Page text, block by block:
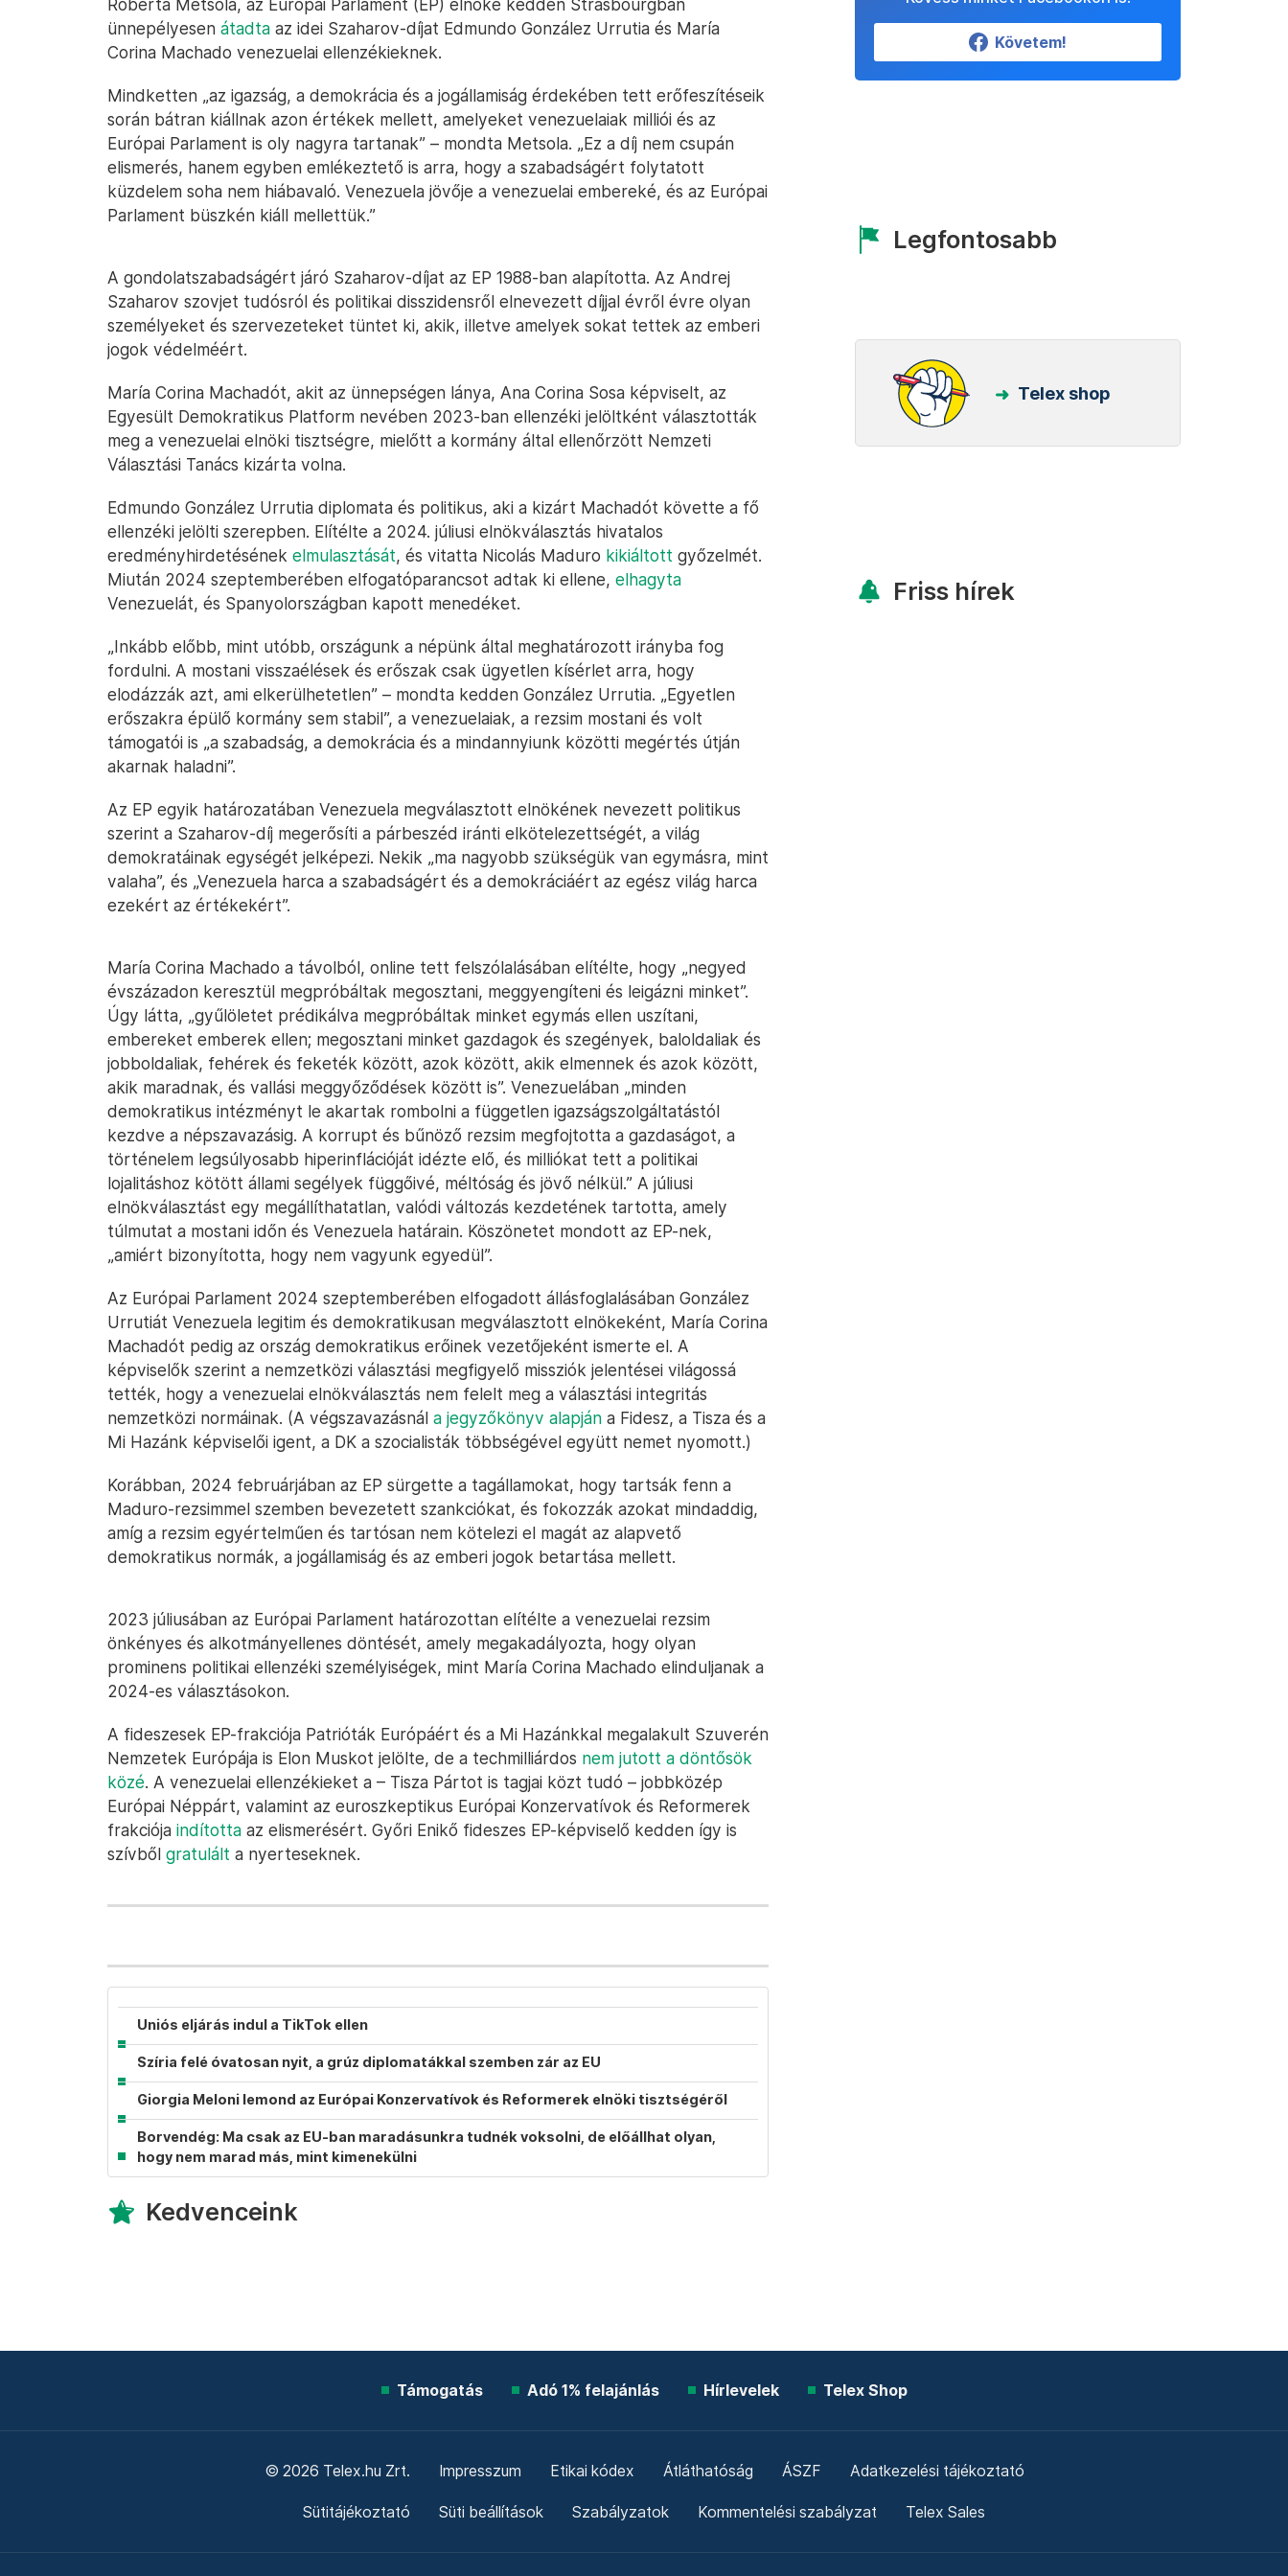
Roberta Metsola, az Európai Parlament (EP) elnöke kedden Strasbourgban
ünnepélyesen átadta az idei Szaharov-díjat Edmundo González Urrutia és María
Corina Machado venezuelai ellenzékieknek.
Mindketten „az igazság, a demokrácia és a jogállamiság érdekében tett erőfeszítéseik
során bátran kiállnak azon értékek mellett, amelyeket venezuelaiak milliói és az
Európai Parlament is oly nagyra tartanak” – mondta Metsola. „Ez a díj nem csupán
elismerés, hanem egyben emlékeztető is arra, hogy a szabadságért folytatott
küzdelem soha nem hiábavaló. Venezuela jövője a venezuelai embereké, és az Európai
Parlament büszkén kiáll mellettük.”
A gondolatszabadságért járó Szaharov-díjat az EP 1988-ban alapította. Az Andrej
Szaharov szovjet tudósról és politikai disszidensről elnevezett díjjal évről évre olyan
személyeket és szervezeteket tüntet ki, akik, illetve amelyek sokat tettek az emberi
jogok védelméért.
María Corina Machadót, akit az ünnepségen lánya, Ana Corina Sosa képviselt, az
Egyesült Demokratikus Platform nevében 2023-ban ellenzéki jelöltként választották
meg a venezuelai elnöki tisztségre, mielőtt a kormány által ellenőrzött Nemzeti
Választási Tanács kizárta volna.
Edmundo González Urrutia diplomata és politikus, aki a kizárt Machadót követte a fő
ellenzéki jelölti szerepben. Elítélte a 2024. júliusi elnökválasztás hivatalos
eredményhirdetésének elmulasztását, és vitatta Nicolás Maduro kikiáltott győzelmét.
Miután 2024 szeptemberében elfogatóparancsot adtak ki ellene, elhagyta
Venezuelát, és Spanyolországban kapott menedéket.
„Inkább előbb, mint utóbb, országunk a népünk által meghatározott irányba fog
fordulni. A mostani visszaélések és erőszak csak ügyetlen kísérlet arra, hogy
elodázzák azt, ami elkerülhetetlen” – mondta kedden González Urrutia. „Egyetlen
erőszakra épülő kormány sem stabil”, a venezuelaiak, a rezsim mostani és volt
támogatói is „a szabadság, a demokrácia és a mindannyiunk közötti megértés útján
akarnak haladni”.
Az EP egyik határozatában Venezuela megválasztott elnökének nevezett politikus
szerint a Szaharov-díj megerősíti a párbeszéd iránti elkötelezettségét, a világ
demokratáinak egységét jelképezi. Nekik „ma nagyobb szükségük van egymásra, mint
valaha”, és „Venezuela harca a szabadságért és a demokráciáért az egész világ harca
ezekért az értékekért”.
María Corina Machado a távolból, online tett felszólalásában elítélte, hogy „negyed
évszázadon keresztül megpróbáltak megosztani, meggyengíteni és leigázni minket”.
Úgy látta, „gyűlöletet prédikálva megpróbáltak minket egymás ellen uszítani,
embereket emberek ellen; megosztani minket gazdagok és szegények, baloldaliak és
jobboldaliak, fehérek és feketék között, azok között, akik elmennek és azok között,
akik maradnak, és vallási meggyőződések között is”. Venezuelában „minden
demokratikus intézményt le akartak rombolni a független igazságszolgáltatástól
kezdve a népszavazásig. A korrupt és bűnöző rezsim megfojtotta a gazdaságot, a
történelem legsúlyosabb hiperinflációját idézte elő, és milliókat tett a politikai
lojalitáshoz kötött állami segélyek függőivé, méltóság és jövő nélkül.” A júliusi
elnökválasztást egy megállíthatatlan, valódi változás kezdetének tartotta, amely
túlmutat a mostani időn és Venezuela határain. Köszönetet mondott az EP-nek,
„amiért bizonyította, hogy nem vagyunk egyedül”.
Az Európai Parlament 2024 szeptemberében elfogadott állásfoglalásában González
Urrutiát Venezuela legitim és demokratikusan megválasztott elnökeként, María Corina
Machadót pedig az ország demokratikus erőinek vezetőjeként ismerte el. A
képviselők szerint a nemzetközi választási megfigyelő missziók jelentései világossá
tették, hogy a venezuelai elnökválasztás nem felelt meg a választási integritás
nemzetközi normáinak. (A végszavazásnál a jegyzőkönyv alapján a Fidesz, a Tisza és a
Mi Hazánk képviselői igent, a DK a szocialisták többségével együtt nemet nyomott.)
Korábban, 2024 februárjában az EP sürgette a tagállamokat, hogy tartsák fenn a
Maduro-rezsimmel szemben bevezetett szankciókat, és fokozzák azokat mindaddig,
amíg a rezsim egyértelműen és tartósan nem kötelezi el magát az alapvető
demokratikus normák, a jogállamiság és az emberi jogok betartása mellett.
2023 júliusában az Európai Parlament határozottan elítélte a venezuelai rezsim
önkényes és alkotmányellenes döntését, amely megakadályozta, hogy olyan
prominens politikai ellenzéki személyiségek, mint María Corina Machado elinduljanak a
2024-es választásokon.
A fideszesek EP-frakciója Patrióták Európáért és a Mi Hazánkkal megalakult Szuverén
Nemzetek Európája is Elon Muskot jelölte, de a techmilliárdos nem jutott a döntősök
közé. A venezuelai ellenzékieket a – Tisza Pártot is tagjai közt tudó – jobbközép
Európai Néppárt, valamint az euroszkeptikus Európai Konzervatívok és Reformerek
frakciója indította az elismerésért. Győri Enikő fideszes EP-képviselő kedden így is
szívből gratulált a nyerteseknek.
Uniós eljárás indul a TikTok ellen
Szíria felé óvatosan nyit, a grúz diplomatákkal szemben zár az EU
Giorgia Meloni lemond az Európai Konzervatívok és Reformerek elnöki tisztségéről
Borvendég: Ma csak az EU-ban maradásunkra tudnék voksolni, de előállhat olyan,
hogy nem marad más, mint kimenekülni
Kedvenceink
Követem!
Legfontosabb
Telex shop
Friss hírek
Támogatás Adó 1% felajánlás Hírlevelek Telex Shop
© 2026 Telex.hu Zrt. Impresszum Etikai kódex Átláthatóság ÁSZF Adatkezelési tájékoztató
Sütitájékoztató Süti beállítások Szabályzatok Kommentelési szabályzat Telex Sales